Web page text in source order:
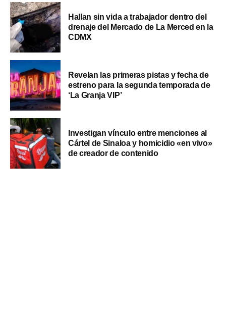
Hallan sin vida a trabajador dentro del
drenaje del Mercado de La Merced en la
CDMX
Revelan las primeras pistas y fecha de
estreno para la segunda temporada de
‘La Granja VIP’
Investigan vínculo entre menciones al
Cártel de Sinaloa y homicidio «en vivo»
de creador de contenido